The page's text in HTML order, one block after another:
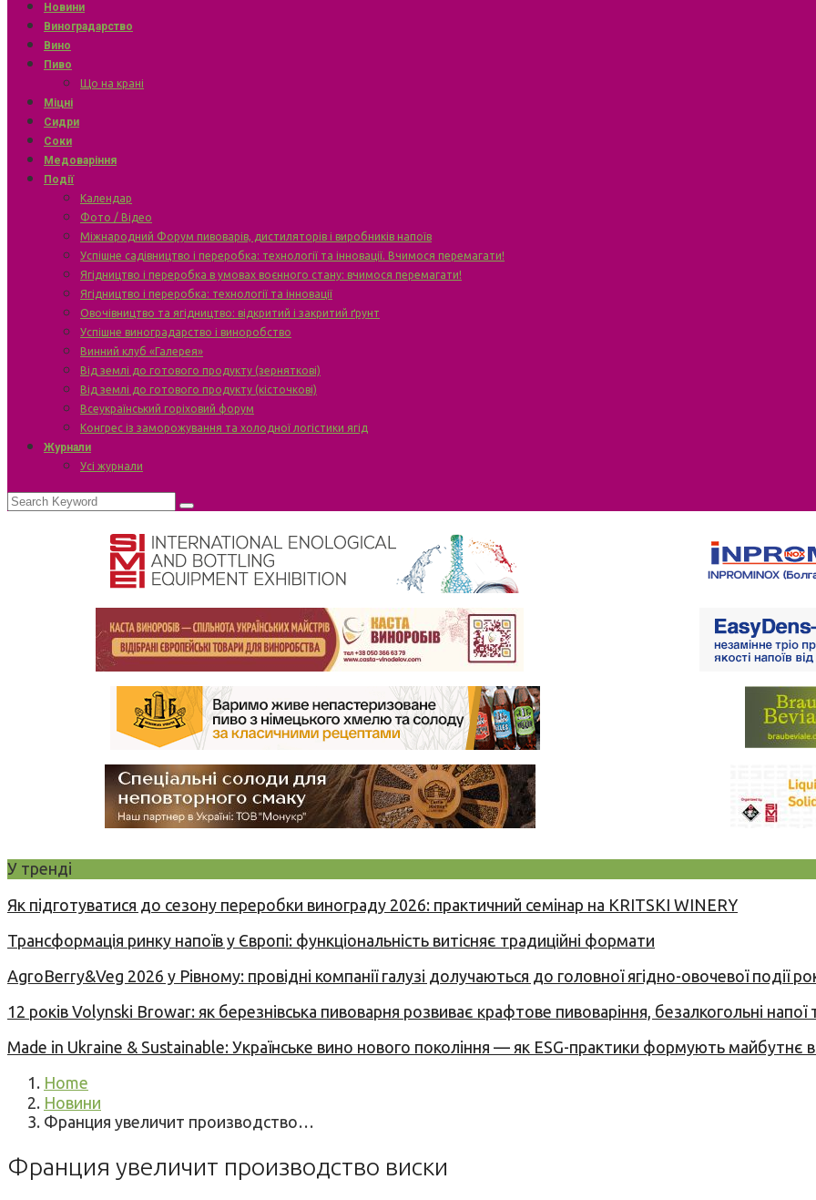
Новини
Виноградарство
Вино
Пиво
Що на крані
Міцні
Сидри
Соки
Медоваріння
Події
Календар
Фото / Відео
Міжнародний Форум пивоварів, дистиляторів і виробників напоїв
Успішне садівництво і переробка: технології та інновації. Вчимося перемагати!
Ягідництво і переробка в умовах воєнного стану: вчимося перемагати!
Ягідництво і переробка: технології та інновації
Овочівництво та ягідництво: відкритий і закритий ґрунт
Успішне виноградарство і виноробство
Винний клуб «Галерея»
Від землі до готового продукту (зерняткові)
Від землі до готового продукту (кісточкові)
Всеукраїнський горіховий форум
Конгрес із заморожування та холодної логістики ягід
Журнали
Усі журнали
У тренді
Як підготуватися до сезону переробки винограду 2026: практичний семінар на KRITSKI WINERY
Трансформація ринку напоїв у Європі: функціональність витісняє традиційні формати
AgroBerry&Veg 2026 у Рівному: провідні компанії галузі долучаються до головної ягідно-овочевої події
12 років Volynski Browar: як березнівська пивоварня розвиває крафтове пивоваріння, безалкогольні напої
Made in Ukraine & Sustainable: Українське вино нового покоління — як ESG-практики формують майбутнє
Home
Новини
Франция увеличит производство…
Франция увеличит производство виски